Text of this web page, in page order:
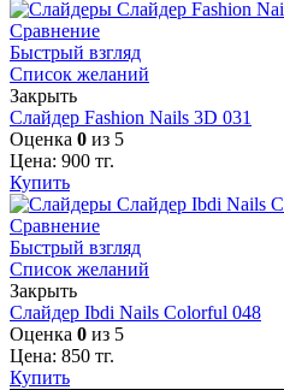
Сравнение
Быстрый взгляд
Список желаний
Закрыть
Слайдер Fashion Nails 3D 031
Оценка 0 из 5
Цена: 900 тг.
Купить
Сравнение
Быстрый взгляд
Список желаний
Закрыть
Слайдер Ibdi Nails Colorful 048
Оценка 0 из 5
Цена: 850 тг.
Купить